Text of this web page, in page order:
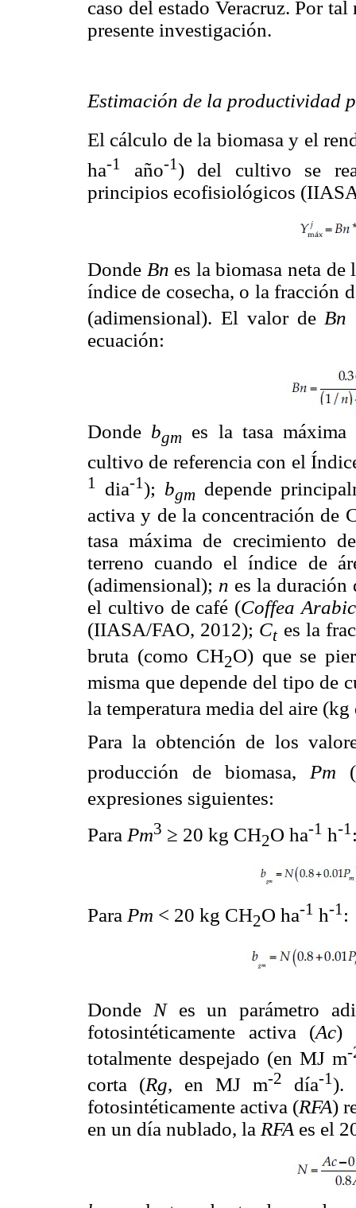
caso del estado Veracruz. Por
presente investigación.
Estimación de la productividad
El cálculo de la biomasa y el
ha-1 año-1) del cultivo se
principios ecofisiológicos
Donde Bn es la biomasa neta de
índice de cosecha, o la fracción
(adimensional). El valor de Bn
ecuación:
Donde bgm
es la tasa
cultivo de referencia con el
1 dia-1); bgm depende
activa y de la concentración de
tasa máxima de crecimiento
terreno cuando el índice de
(adimensional); n es la
el cultivo de café (Coffea
(IIASA/FAO, 2012); Ctes la
bruta (como CH2O) que se
misma que depende del tipo de
la temperatura media del aire (kg
Para la obtención de los
producción de biomasa, Pm
expresiones siguientes:
Para Pm3 ≥ 20 kg CH2O ha-1 h-1
Para Pm < 20 kg CH2O ha-1 h-1 :
Donde Nes un parámetro
fotosintéticamente activa (Ac)
totalmente despejado (en MJ m-
corta (Rg, en MJ m-2 día-1).
fotosintéticamente activa (RFA)
en un día nublado, la RFA es el